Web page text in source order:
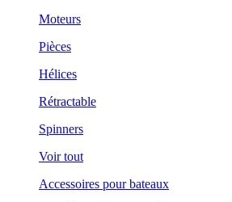
Moteurs
Pièces
Hélices
Rétractable
Spinners
Voir tout
Accessoires pour bateaux